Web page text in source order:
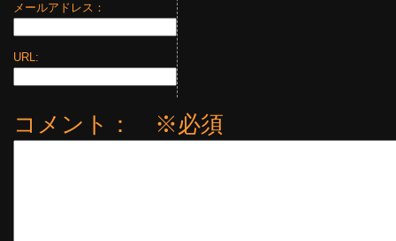
メールアドレス：
URL:
コメント： ※必須